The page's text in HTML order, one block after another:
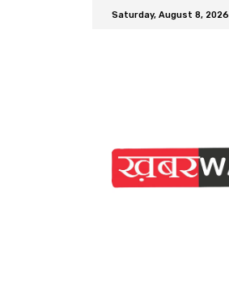
Saturday, August 8, 2026